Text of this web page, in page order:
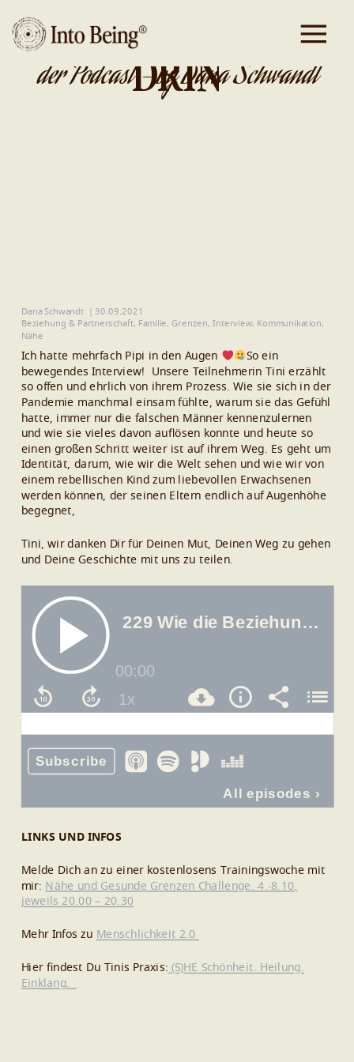
DA IST GOLD
DRIN
der Podcast - by Dana Schwandt
Dana Schwandt
30.09.2021
Beziehung & Partnerschaft, Familie, Grenzen, Interview, Kommunikation,
Nähe
Ich hatte mehrfach Pipi in den Augen
So ein
bewegendes Interview! Unsere Teilnehmerin Tini erzählt
so offen und ehrlich von ihrem Prozess. Wie sie sich in der
Pandemie manchmal einsam fühlte, warum sie das Gefühl
hatte, immer nur die falschen Männer kennenzulernen
und wie sie vieles davon auflösen konnte und heute so
einen großen Schritt weiter ist auf ihrem Weg. Es geht um
Identität, darum, wie wir die Welt sehen und wie wir von
einem rebellischen Kind zum liebevollen Erwachsenen
werden können, der seinen Eltern endlich auf Augenhöhe
begegnet,
Tini, wir danken Dir für Deinen Mut, Deinen Weg zu gehen
und Deine Geschichte mit uns zu teilen.
LINKS UND INFOS
Melde Dich an zu einer kostenlosens Trainingswoche mit
mir: Nähe und Gesunde Grenzen Challenge. 4.-8.10,
jeweils 20.00 – 20.30
Mehr Infos zu Menschlichkeit 2.0
Hier findest Du Tinis Praxis: (S)HE Schönheit. Heilung.
Einklang.